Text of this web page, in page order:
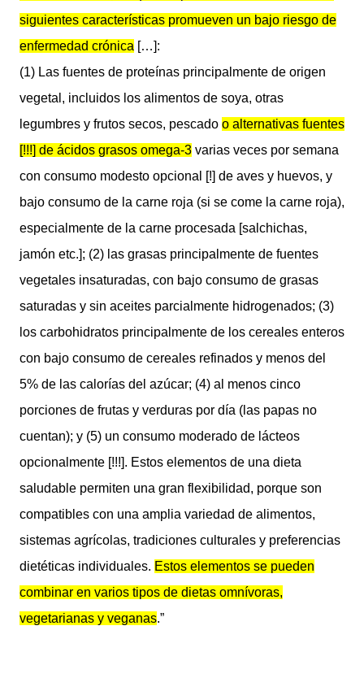
siguientes características promueven un bajo riesgo de
enfermedad crónica […]:
(1) Las fuentes de proteínas principalmente de origen
vegetal, incluidos los alimentos de soya, otras
legumbres y frutos secos, pescado o alternativas fuentes
[!!!] de ácidos grasos omega-3 varias veces por semana
con consumo modesto opcional [!] de aves y huevos, y
bajo consumo de la carne roja (si se come la carne roja),
especialmente de la carne procesada [salchichas,
jamón etc.]; (2) las grasas principalmente de fuentes
vegetales insaturadas, con bajo consumo de grasas
saturadas y sin aceites parcialmente hidrogenados; (3)
los carbohidratos principalmente de los cereales enteros
con bajo consumo de cereales refinados y menos del
5% de las calorías del azúcar; (4) al menos cinco
porciones de frutas y verduras por día (las papas no
cuentan); y (5) un consumo moderado de lácteos
opcionalmente [!!!]. Estos elementos de una dieta
saludable permiten una gran flexibilidad, porque son
compatibles con una amplia variedad de alimentos,
sistemas agrícolas, tradiciones culturales y preferencias
dietéticas individuales. Estos elementos se pueden
combinar en varios tipos de dietas omnívoras,
vegetarianas y veganas.”